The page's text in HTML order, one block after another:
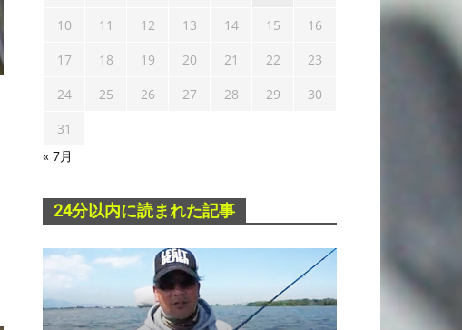
10
11 12 13 14 15
16
17
18 19 20 21 22
23
24
25 26 27 28 29
30
31
« 7月
24分以内に読まれた記事